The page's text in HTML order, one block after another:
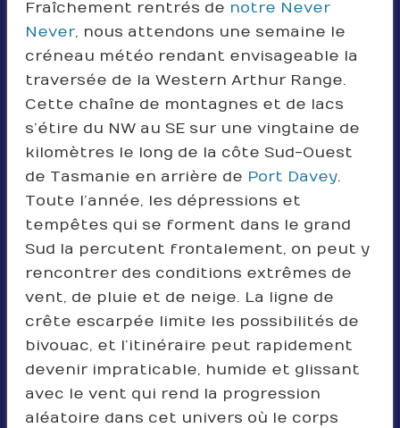
Fraîchement rentrés de notre Never
Never, nous attendons une semaine le
créneau météo rendant envisageable la
traversée de la Western Arthur Range.
Cette chaîne de montagnes et de lacs
s’étire du NW au SE sur une vingtaine de
kilomètres le long de la côte Sud-Ouest
de Tasmanie en arrière de Port Davey.
Toute l’année, les dépressions et
tempêtes qui se forment dans le grand
Sud la percutent frontalement, on peut y
rencontrer des conditions extrêmes de
vent, de pluie et de neige. La ligne de
crête escarpée limite les possibilités de
bivouac, et l’itinéraire peut rapidement
devenir impraticable, humide et glissant
avec le vent qui rend la progression
aléatoire dans cet univers où le corps